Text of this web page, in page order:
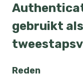
gebruikt
Reden